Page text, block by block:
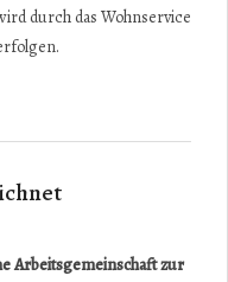
durch das Wohnservice
Arbeitsgemeinschaft zur